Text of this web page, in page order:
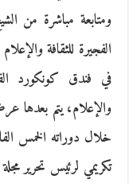
ومتابعة مباشرة من
في فندق كونكورد
والإعلام، يتم بعدها
خلال دوراته الخمس
تكريمي لرئيس تحرير